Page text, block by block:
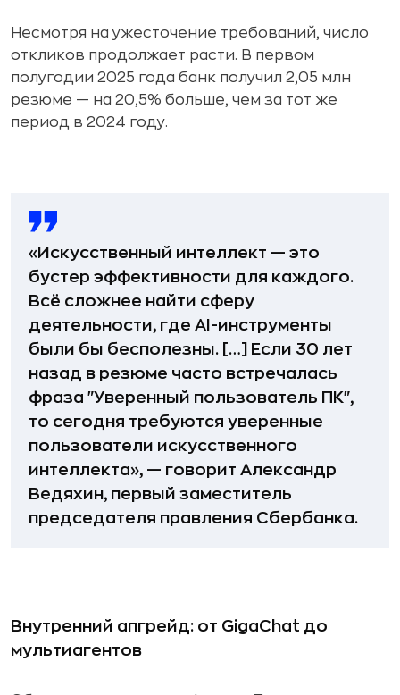
Несмотря на ужесточение требований, число
откликов продолжает расти. В первом
полугодии 2025 года банк получил 2,05 млн
резюме — на 20,5% больше, чем за тот же
период в 2024 году.
«Искусственный интеллект — это
бустер эффективности для каждого.
Всё сложнее найти сферу
деятельности, где AI-инструменты
были бы бесполезны. […] Если 30 лет
назад в резюме часто встречалась
фраза "Уверенный пользователь ПК",
то сегодня требуются уверенные
пользователи искусственного
интеллекта», — говорит Александр
Ведяхин, первый заместитель
председателя правления Сбербанка.
Внутренний апгрейд: от GigaChat до
мультиагентов